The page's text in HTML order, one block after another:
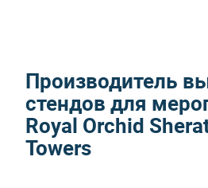
Производитель
стендов для
Royal Orchid
Towers